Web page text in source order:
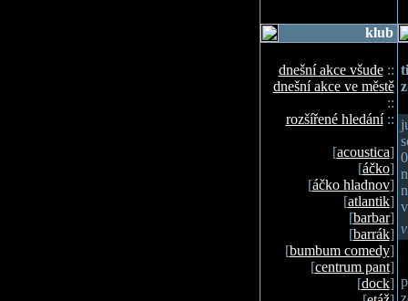
klub
dnešní akce všude::
dnešní akce ve městě
::
rozšířené hledání::
[acoustica]
[áčko]
[áčko hladnov]
[atlantik]
[barbar]
[barrák]
[bumbum comedy]
[centrum pant]
[dock]